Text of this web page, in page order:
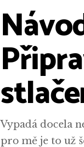
Vypadá docela
pro mě je to už